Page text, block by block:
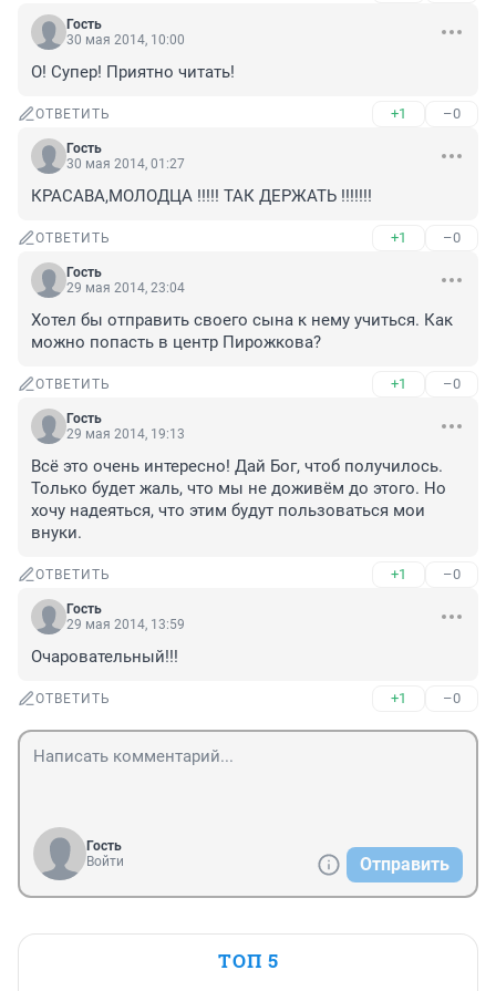
Гость
30 мая 2014, 10:00
О! Супер! Приятно читать!
ОТВЕТИТЬ +1 –0
Гость
30 мая 2014, 01:27
КРАСАВА,МОЛОДЦА !!!!! ТАК ДЕРЖАТЬ !!!!!!!
ОТВЕТИТЬ +1 –0
Гость
29 мая 2014, 23:04
Хотел бы отправить своего сына к нему учиться. Как
можно попасть в центр Пирожкова?
ОТВЕТИТЬ +1 –0
Гость
29 мая 2014, 19:13
Всё это очень интересно! Дай Бог, чтоб получилось.
Только будет жаль, что мы не доживём до этого. Но
хочу надеяться, что этим будут пользоваться мои
внуки.
ОТВЕТИТЬ +1 –0
Гость
29 мая 2014, 13:59
Очаровательный!!!
ОТВЕТИТЬ +1 –0
Гость
Войти
Отправить
ТОП 5